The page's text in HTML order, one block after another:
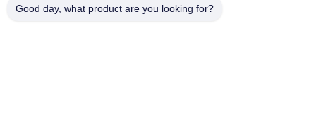
industry-equipment@wondery.cn
Good day, what product are you looking for?